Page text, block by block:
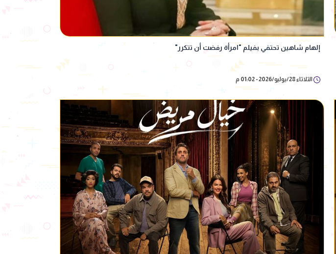
إلهام شاهين تحتفي بفيلم "امرأة رفضت أن تتكرر"
الثلاثاء 28/يوليو/2026 - 01:02 م